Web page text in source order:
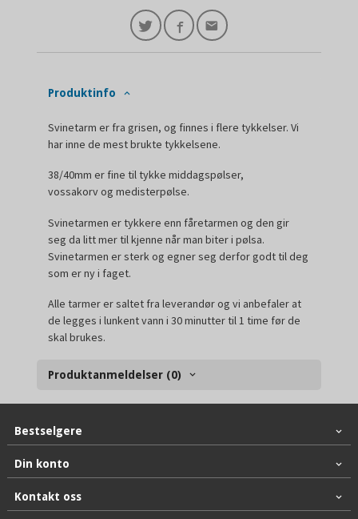
Produktinfo
Svinetarm er fra grisen, og finnes i flere tykkelser. Vi
har inne de mest brukte tykkelsene.
38/40mm er fine til tykke middagspølser,
vossakorv og medisterpølse.
Svinetarmen er tykkere enn fåretarmen og den gir
seg da litt mer til kjenne når man biter i pølsa.
Svinetarmen er sterk og egner seg derfor godt til deg
som er ny i faget.
Alle tarmer er saltet fra leverandør og vi anbefaler at
de legges i lunkent vann i30 minutter til 1 time før de
skal brukes.
Produktanmeldelser (0)
Bestselgere
Din konto
Kontakt oss